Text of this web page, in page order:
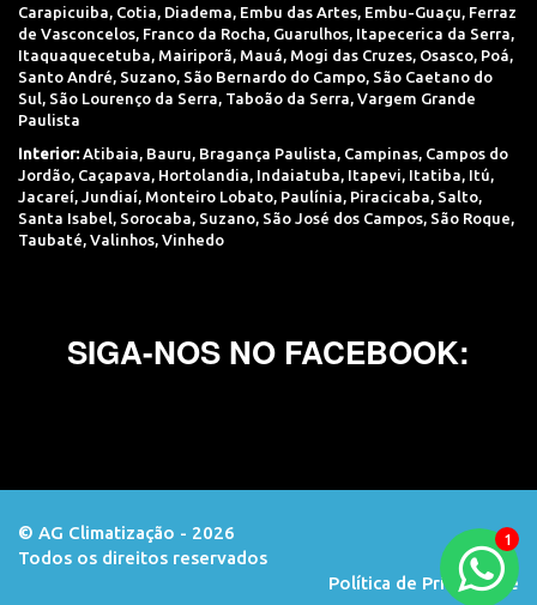
Carapicuiba Cotia Diadema Embu das Artes Embu-Guaçu Ferraz
de Vasconcelos Franco da Rocha Guarulhos Itapecerica da Serra
Itaquaquecetuba Mairiporã Mauá Mogi das Cruzes Osasco Poá
Santo André Suzano São Bernardo do Campo São Caetano do
Sul São Lourenço da Serra Taboão da Serra Vargem Grande
Paulista
Interior: Atibaia, Bauru, Bragança Paulista, Campinas, Campos do
Jordão, Caçapava, Hortolandia, Indaiatuba, Itapevi, Itatiba, Itú,
Jacareí, Jundiaí, Monteiro Lobato, Paulínia, Piracicaba, Salto,
Santa Isabel, Sorocaba, Suzano, São José dos Campos, São Roque,
Taubaté, Valinhos, Vinhedo
SIGA-NOS NO FACEBOOK:
© AG Climatização - 2026
Todos os direitos reservados
Política de Privacidade
Orçamento